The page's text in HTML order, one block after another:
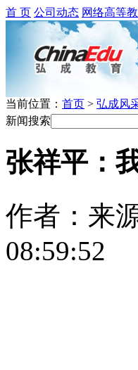
首 页 公司动态 网络高等
当前位置： 首页 > 弘成风
新闻搜索
张祥平：
作者： 来
08:59:52